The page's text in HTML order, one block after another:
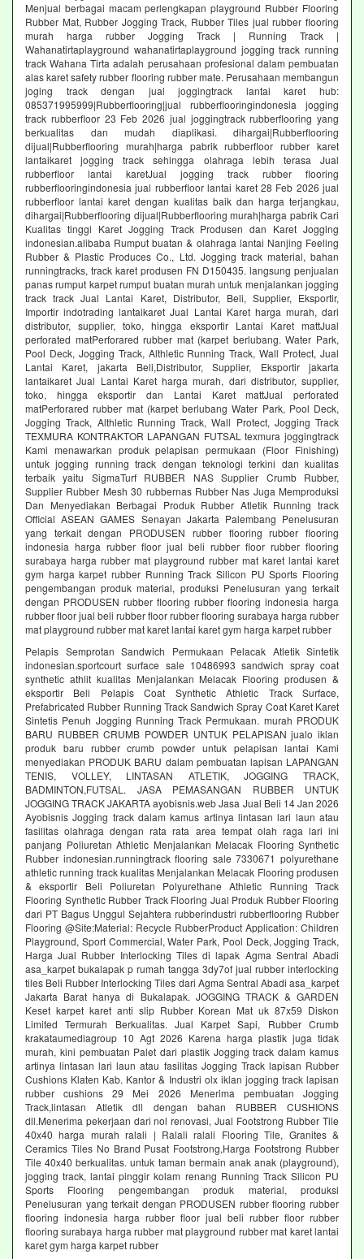
Menjual berbagai macam perlengkapan playground Rubber Flooring
Rubber Mat, Rubber Jogging Track, Rubber Tiles jual rubber flooring
murah harga rubber Jogging Track | Running Track |
Wahanatirtaplayground wahanatirtaplayground jogging track running
track Wahana Tirta adalah perusahaan profesional dalam pembuatan
alas karet safety rubber flooring rubber mate. Perusahaan membangun
joging track dengan jual joggingtrack lantai karet hub:
085371995999|Rubberflooring|jual rubberflooringindonesia jogging
track rubberfloor 23 Feb 2026 jual joggingtrack rubberflooring yang
berkualitas dan mudah diaplikasi. dihargai|Rubberflooring
dijual|Rubberflooring murah|harga pabrik rubberfloor rubber karet
lantaikaret jogging track sehingga olahraga lebih terasa Jual
rubberfloor lantai karetJual jogging track rubber flooring
rubberflooringindonesia jual rubberfloor lantai karet 28 Feb 2026 jual
rubberfloor lantai karet dengan kualitas baik dan harga terjangkau,
dihargai|Rubberflooring dijual|Rubberflooring murah|harga pabrik Cari
Kualitas tinggi Karet Jogging Track Produsen dan Karet Jogging
indonesian.alibaba Rumput buatan & olahraga lantai Nanjing Feeling
Rubber & Plastic Produces Co., Ltd. Jogging track material, bahan
runningtracks, track karet produsen FN D150435. langsung penjualan
panas rumput karpet rumput buatan murah untuk menjalankan jogging
track track Jual Lantai Karet, Distributor, Beli, Supplier, Eksportir,
Importir indotrading lantaikaret Jual Lantai Karet harga murah, dari
distributor, supplier, toko, hingga eksportir Lantai Karet mattJual
perforated matPerforared rubber mat (karpet berlubang. Water Park,
Pool Deck, Jogging Track, Althletic Running Track, Wall Protect, Jual
Lantai Karet, jakarta Beli,Distributor, Supplier, Eksportir jakarta
lantaikaret Jual Lantai Karet harga murah, dari distributor, supplier,
toko, hingga eksportir dan Lantai Karet mattJual perforated
matPerforared rubber mat (karpet berlubang Water Park, Pool Deck,
Jogging Track, Althletic Running Track, Wall Protect, Jogging Track
TEXMURA KONTRAKTOR LAPANGAN FUTSAL texmura joggingtrack
Kami menawarkan produk pelapisan permukaan (Floor Finishing)
untuk jogging running track dengan teknologi terkini dan kualitas
terbaik yaitu SigmaTurf RUBBER NAS Supplier Crumb Rubber,
Supplier Rubber Mesh 30 rubbernas Rubber Nas Juga Memproduksi
Dan Menyediakan Berbagai Produk Rubber Atletik Running track
Official ASEAN GAMES Senayan Jakarta Palembang Penelusuran
yang terkait dengan PRODUSEN rubber flooring rubber flooring
indonesia harga rubber floor jual beli rubber floor rubber flooring
surabaya harga rubber mat playground rubber mat karet lantai karet
gym harga karpet rubber Running Track Silicon PU Sports Flooring
pengembangan produk material, produksi Penelusuran yang terkait
dengan PRODUSEN rubber flooring rubber flooring indonesia harga
rubber floor jual beli rubber floor rubber flooring surabaya harga rubber
mat playground rubber mat karet lantai karet gym harga karpet rubber
Pelapis Semprotan Sandwich Permukaan Pelacak Atletik Sintetik
indonesian.sportcourt surface sale 10486993 sandwich spray coat
synthetic athlit kualitas Menjalankan Melacak Flooring produsen &
eksportir Beli Pelapis Coat Synthetic Athletic Track Surface,
Prefabricated Rubber Running Track Sandwich Spray Coat Karet Karet
Sintetis Penuh Jogging Running Track Permukaan. murah PRODUK
BARU RUBBER CRUMB POWDER UNTUK PELAPISAN jualo iklan
produk baru rubber crumb powder untuk pelapisan lantai Kami
menyediakan PRODUK BARU dalam pembuatan lapisan LAPANGAN
TENIS, VOLLEY, LINTASAN ATLETIK, JOGGING TRACK,
BADMINTON,FUTSAL. JASA PEMASANGAN RUBBER UNTUK
JOGGING TRACK JAKARTA ayobisnis.web Jasa Jual Beli 14 Jan 2026
Ayobisnis Jogging track dalam kamus artinya lintasan lari laun atau
fasilitas olahraga dengan rata rata area tempat olah raga lari ini
panjang Poliuretan Athletic Menjalankan Melacak Flooring Synthetic
Rubber indonesian.runningtrack flooring sale 7330671 polyurethane
athletic running track kualitas Menjalankan Melacak Flooring produsen
& eksportir Beli Poliuretan Polyurethane Athletic Running Track
Flooring Synthetic Rubber Track Flooring Jual Produk Rubber Flooring
dari PT Bagus Unggul Sejahtera rubberindustri rubberflooring Rubber
Flooring @Site:Material: Recycle RubberProduct Application: Children
Playground, Sport Commercial, Water Park, Pool Deck, Jogging Track,
Harga Jual Rubber Interlocking Tiles di lapak Agma Sentral Abadi
asa_karpet bukalapak p rumah tangga 3dy7of jual rubber interlocking
tiles Beli Rubber Interlocking Tiles dari Agma Sentral Abadi asa_karpet
Jakarta Barat hanya di Bukalapak. JOGGING TRACK & GARDEN
Keset karpet karet anti slip Rubber Korean Mat uk 87x59 Diskon
Limited Termurah Berkualitas. Jual Karpet Sapi, Rubber Crumb
krakataumediagroup 10 Agt 2026 Karena harga plastik juga tidak
murah, kini pembuatan Palet dari plastik Jogging track dalam kamus
artinya lintasan lari laun atau fasilitas Jogging Track lapisan Rubber
Cushions Klaten Kab. Kantor & Industri olx iklan jogging track lapisan
rubber cushions 29 Mei 2026 Menerima pembuatan Jogging
Track,lintasan Atletik dll dengan bahan RUBBER CUSHIONS
dll.Menerima pekerjaan dari nol renovasi, Jual Footstrong Rubber Tile
40x40 harga murah ralali | Ralali ralali Flooring Tile, Granites &
Ceramics Tiles No Brand Pusat Footstrong,Harga Footstrong Rubber
Tile 40x40 berkualitas. untuk taman bermain anak anak (playground),
jogging track, lantai pinggir kolam renang Running Track Silicon PU
Sports Flooring pengembangan produk material, produksi
Penelusuran yang terkait dengan PRODUSEN rubber flooring rubber
flooring indonesia harga rubber floor jual beli rubber floor rubber
flooring surabaya harga rubber mat playground rubber mat karet lantai
karet gym harga karpet rubber